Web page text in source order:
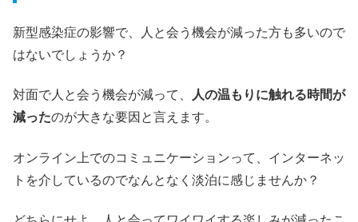
新型感染症の影響で、人と会う機会が減った方も多いので
はないでしょうか？
対面で人と会う機会が減って、
人の温もりに触れる時間が
減ったのが大きな要因と言えます。
オンライン上でのコミュニケーションって、インターネッ
トを介しているのでなんとなく淡泊に感じませんか？